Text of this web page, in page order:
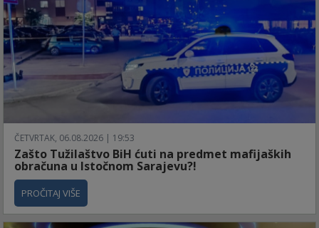
ČETVRTAK, 06.08.2026 | 19:53
Zašto Tužilaštvo BiH ćuti na predmet mafijaških
obračuna u Istočnom Sarajevu?!
PROČITAJ VIŠE